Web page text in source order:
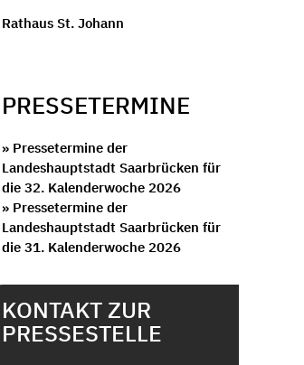
Rathaus St. Johann
PRESSETERMINE
» Pressetermine der
Landeshauptstadt Saarbrücken für
die 32. Kalenderwoche 2026
» Pressetermine der
Landeshauptstadt Saarbrücken für
die 31. Kalenderwoche 2026
KONTAKT ZUR
PRESSESTELLE